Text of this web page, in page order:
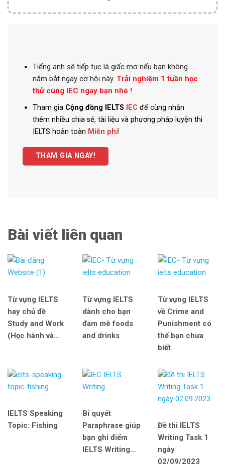
Tiếng anh sẽ tiếp tục là giấc mơ nếu bạn không
nắm bắt ngay cơ hội này. Trải nghiệm 1 tuần học
thử cùng IEC ngay bạn nhé !
Tham gia Cộng đồng IELTS IEC để cùng nhận
thêm nhiều chia sẻ, tài liệu và phương pháp luyện thi
IELTS hoàn toàn Miễn phí!
THAM GIA NGAY!
Bài viết liên quan
Từ vựng IELTS
hay chủ đề
Study and Work
(Học hành và…
Từ vựng IELTS
dành cho bạn
đam mê foods
and drinks
Từ vựng IELTS
về Crime and
Punishment có
thể bạn chưa
biết
IELTS Speaking
Topic: Fishing
Bí quyết
Paraphrase giúp
bạn ghi điểm
IELTS Writing…
Đề thi IELTS
Writing Task 1
ngày
02/09/2023